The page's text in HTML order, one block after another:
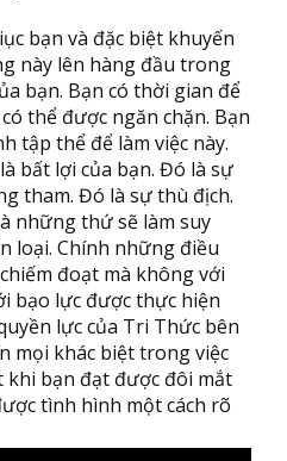
bạn và đặc biệt khuyến
này lên hàng đầu trong
bạn. Bạn có thời gian để
thể được ngăn chặn. Bạn
tập thể để làm việc này.
bất lợi của bạn. Đó là sự
tham. Đó là sự thù địch.
những thứ sẽ làm suy
loại. Chính những điều
đoạt mà không với
bạo lực được thực hiện
lực của Tri Thức bên
mọi khác biệt trong việc
khi bạn đạt được đôi mắt
tình hình một cách rõ